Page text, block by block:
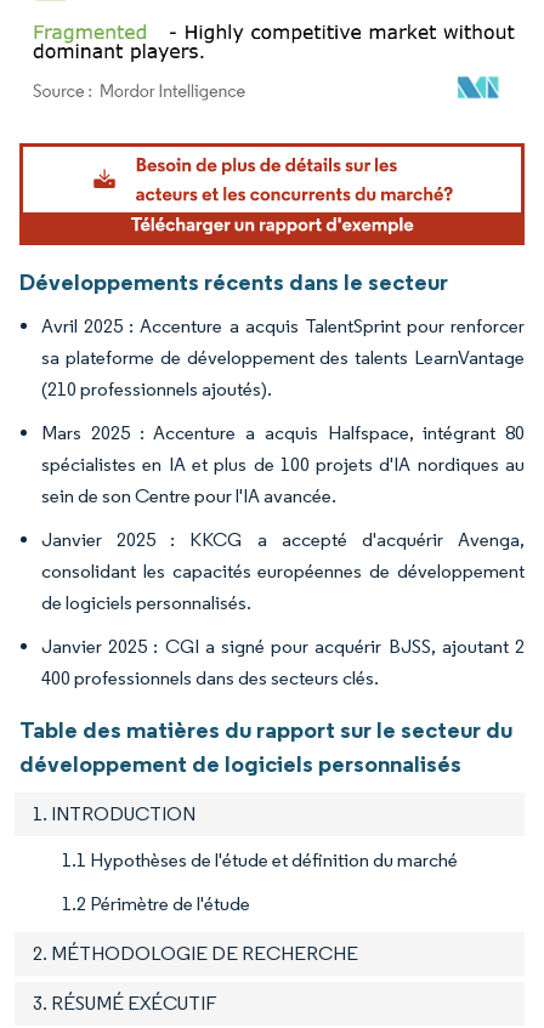
Image © Mordor Intelligence. La réutilisation nécessite une attribution sous CC BY
Développements récents dans le secteur
Avril 2025 : Accenture a acquis TalentSprint pour renforcer
sa plateforme de développement des talents LearnVantage
(210 professionnels ajoutés).
Mars 2025 : Accenture a acquis Halfspace, intégrant 80
spécialistes en IA et plus de 100 projets d'IA nordiques au
sein de son Centre pour l'IA avancée.
Janvier 2025 : KKCG a accepté d'acquérir Avenga,
consolidant les capacités européennes de développement
de logiciels personnalisés.
Janvier 2025 : CGI a signé pour acquérir BJSS, ajoutant 2
400 professionnels dans des secteurs clés.
Table des matières du rapport sur le secteur du
développement de logiciels personnalisés
1. INTRODUCTION
1.1 Hypothèses de l'étude et définition du marché
1.2 Périmètre de l'étude
2. MÉTHODOLOGIE DE RECHERCHE
3. RÉSUMÉ EXÉCUTIF